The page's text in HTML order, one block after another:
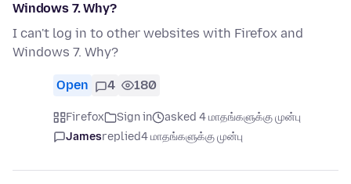
Windows 7. Why?
I can't log in to other websites with Firefox and
Windows 7. Why?
Open 4 180
Firefox Sign in
asked 4 மாதங்களுக்கு முன்பு
Jamesreplied4 மாதங்களுக்கு முன்பு